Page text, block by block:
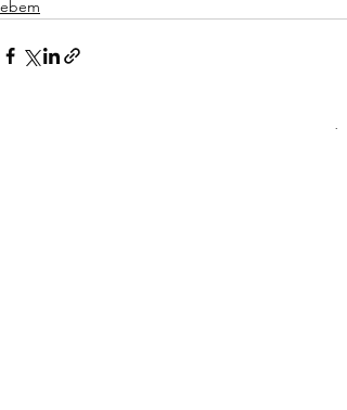
ebem
Ver tudo